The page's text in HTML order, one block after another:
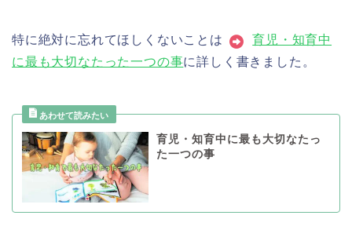
特に絶対に忘れてほしくないことは
育児・知育中
に最も大切なたった一つの事に詳しく書きました。
育児・知育中に最も大切なたっ
た一つの事